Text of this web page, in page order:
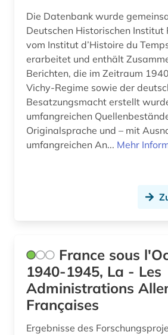
Die Datenbank wurde
Deutschen Historischen Institut
vom Institut d’Histoire du
erarbeitet und enthält
Berichten, die im Zeitraum
Vichy-Regime sowie der
Besatzungsmacht erstellt wurden. Die
umfangreichen
Originalsprache und – mit
umfangreichen An... Mehr
France sous
1940-1945, La - Les
Administrations
Françaises
Ergebnisse des